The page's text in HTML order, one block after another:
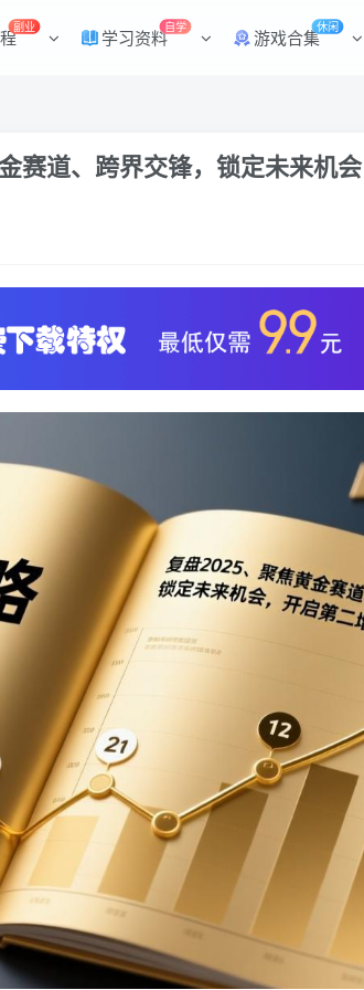
副业 学习资料自学 游戏合集休闲
赛道、跨界交锋，锁定未来机